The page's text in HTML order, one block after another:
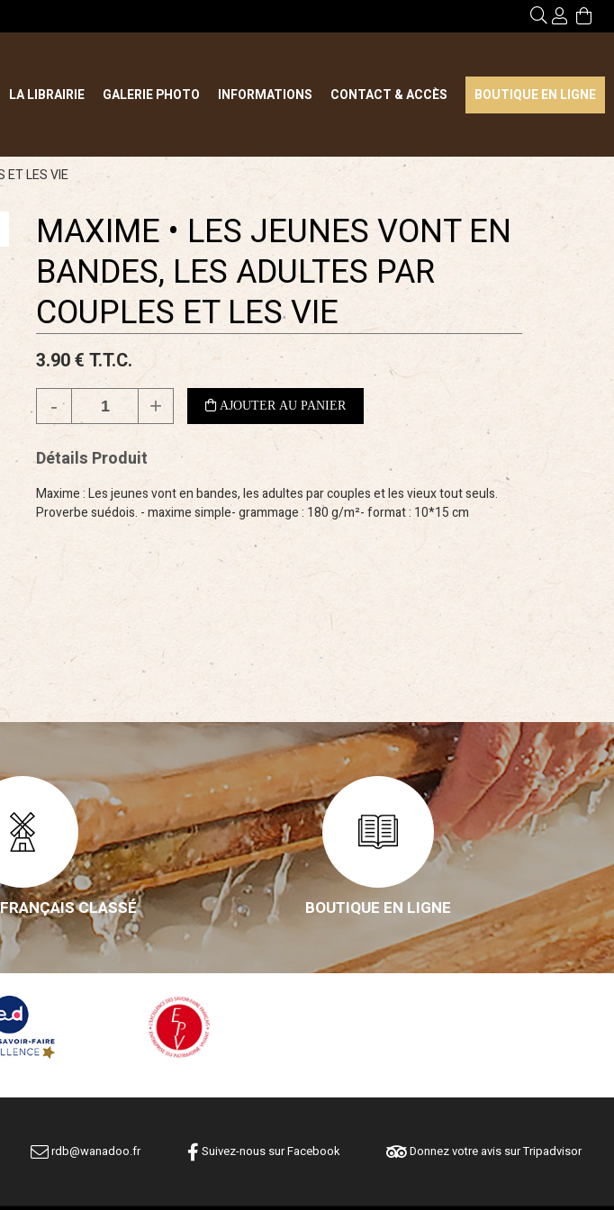
LA LIBRAIRIE GALERIE PHOTO INFORMATIONS CONTACT & ACCÈS BOUTIQUE EN LIGNE
ET LES VIE
MAXIME • LES JEUNES VONT EN
BANDES, LES ADULTES PAR
COUPLES ET LES VIE
3.90€ T.T.C.
Détails Produit
Maxime : Les jeunes vont en bandes, les adultes par couples et les vieux tout seuls.
Proverbe suédois. - maxime simple- grammage : 180 g/m²- format : 10*15 cm
CLASSÉ BOUTIQUE EN LIGNE
rdb@wanadoo.fr Suivez-nous sur Facebook Donnez votre avis sur Tripadvisor